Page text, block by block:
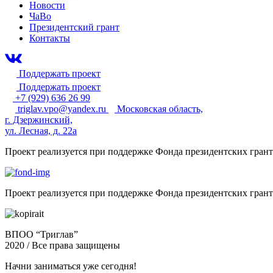
Новости
ЧаВо
Президентский грант
Контакты
Поддержать проект
Поддержать проект
+7 (929) 636 26 99
triglav.vpo@yandex.ru
Московская область,
г. Дзержинский,
ул. Лесная, д. 22а
Проект реализуется при поддержке Фонда президентских
Проект реализуется при поддержке Фонда президентских
ВПОО “Триглав”
2020 / Все права защищены
Начни заниматься уже сегодня!